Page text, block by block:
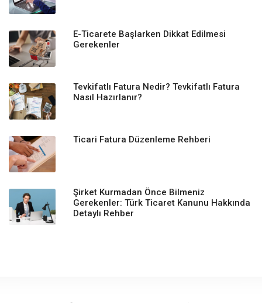
E-Ticarete Başlarken Dikkat Edilmesi
Gerekenler
Tevkifatlı Fatura Nedir? Tevkifatlı Fatura
Nasıl Hazırlanır?
Ticari Fatura Düzenleme Rehberi
Şirket Kurmadan Önce Bilmeniz
Gerekenler: Türk Ticaret Kanunu Hakkında
Detaylı Rehber